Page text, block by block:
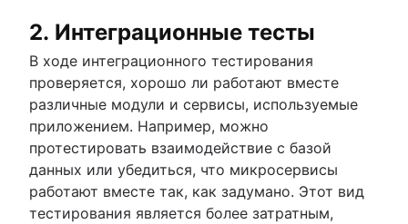
2. Интеграционные тесты
В ходе интеграционного тестирования
проверяется, хорошо ли работают вместе
различные модули и сервисы, используемые
приложением. Например, можно
протестировать взаимодействие с базой
данных или убедиться, что микросервисы
работают вместе так, как задумано. Этот вид
тестирования является более затратным,